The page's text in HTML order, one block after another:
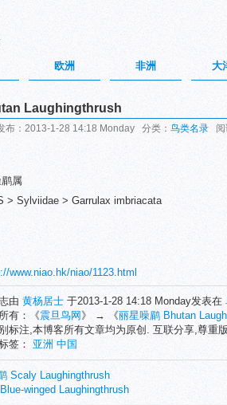
欧洲 非洲 大
Laughingthrush
布：2013-1-28 14:18 Monday 分类： 鸟类名录 阅
属
> Sylviidae > Garrulax imbriacata
www.niao.hk/niao/1123.html
由 黄杨居士 于2013-1-28 14:18 Monday发表在
有：《震旦鸟网 》 → 《丽星噪鹛 Bhutan
标注,本博客所有文章均为原创. 互联分享,尊重
签： 亚洲 中国
Scaly Laughingthrush
winged Laughingthrush